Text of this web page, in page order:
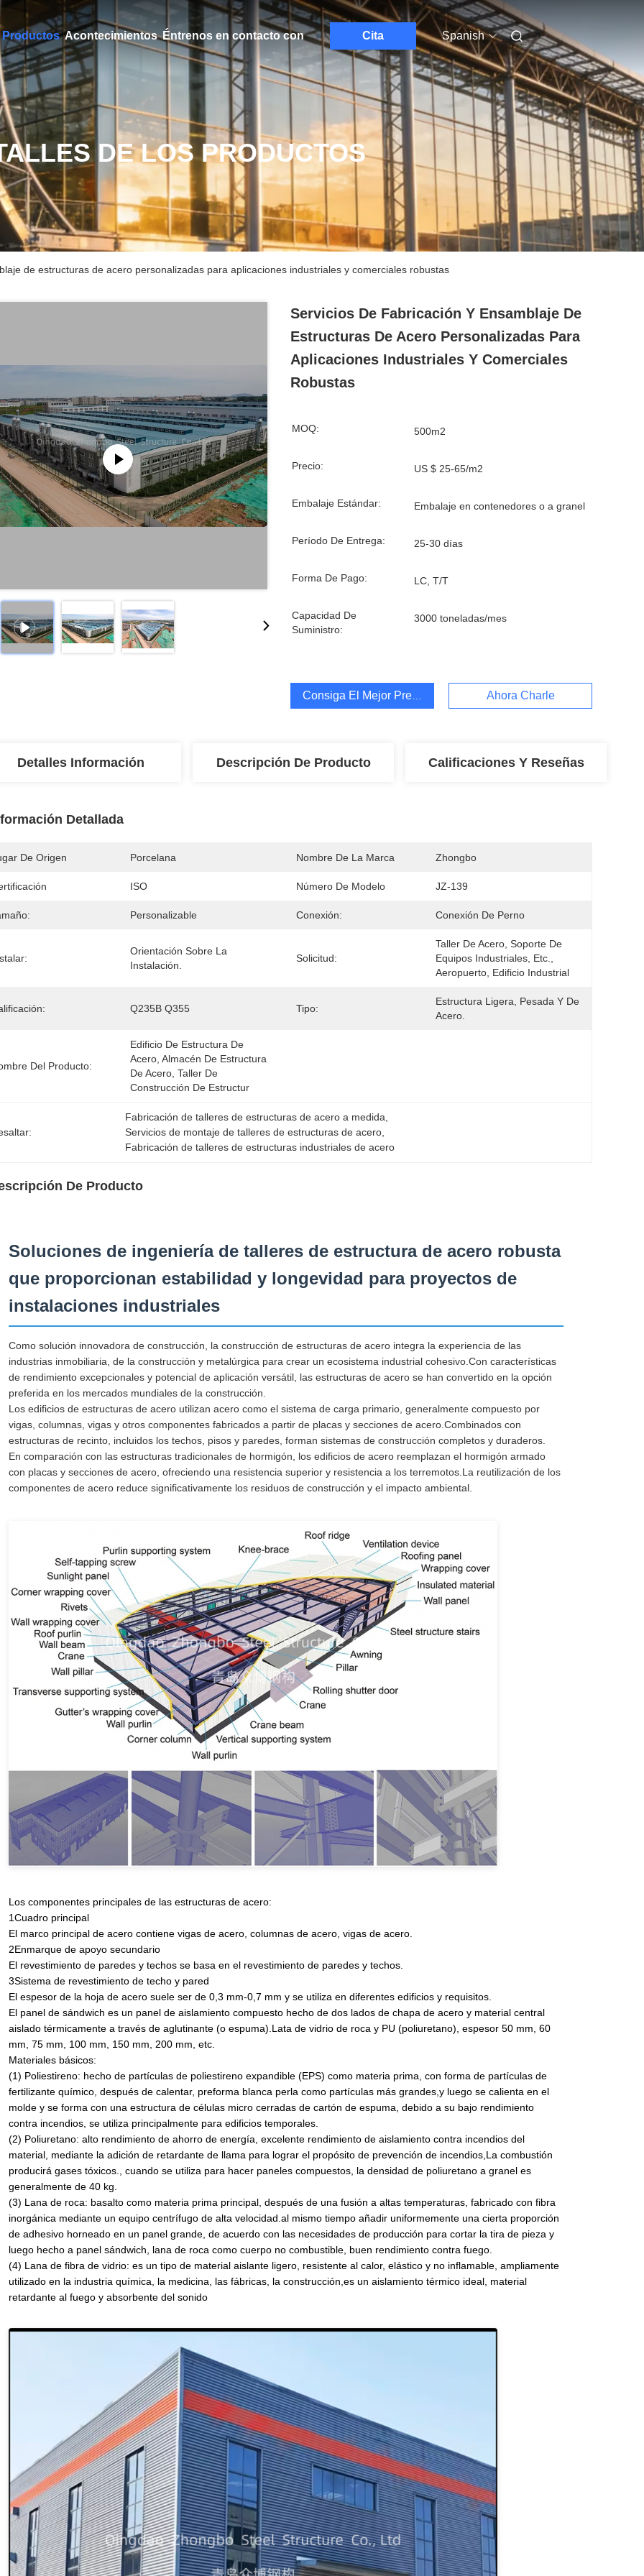
Productos Acontecimientos Éntrenos en contacto con Cita Spanish
DE LOS PRODUCTOS
de estructuras de acero personalizadas para aplicaciones industriales y comerciales robustas
Servicios De Fabricación Y Ensamblaje De
Estructuras De Acero Personalizadas Para
Aplicaciones Industriales Y Comerciales
Robustas
MOQ: 500m2
Precio: US $ 25-65/m2
Embalaje Estándar: Embalaje en contenedores o a granel
Período De Entrega: 25-30 días
Forma De Pago: LC, T/T
Capacidad De
Suministro:
3000 toneladas/mes
Consiga El Mejor Precio Ahora Charle
Detalles Información Descripción De Producto Calificaciones Y Reseñas
Detallada
De Origen Porcelana Nombre De La Marca Zhongbo
ISO Número De Modelo JZ-139
Personalizable Conexión: Conexión De Perno
Orientación Sobre La
Instalación.
Solicitud:
Taller De Acero, Soporte De
Equipos Industriales, Etc.,
Aeropuerto, Edificio Industrial
Q235B Q355 Tipo:
Estructura Ligera, Pesada Y De
Acero.
Del Producto:
Edificio De Estructura De
Acero, Almacén De Estructura
De Acero, Taller De
Construcción De Estructur
Fabricación de talleres de estructuras de acero a medida
Servicios de montaje de talleres de estructuras de acero
Fabricación de talleres de estructuras industriales de acero
De Producto
Soluciones de ingeniería de talleres de estructura de acero robusta
que proporcionan estabilidad y longevidad para proyectos de
instalaciones industriales
Como solución innovadora de construcción, la construcción de estructuras de acero integra la experiencia de las
industrias inmobiliaria, de la construcción y metalúrgica para crear un ecosistema industrial cohesivo.Con características
de rendimiento excepcionales y potencial de aplicación versátil, las estructuras de acero se han convertido en la opción
preferida en los mercados mundiales de la construcción.
Los edificios de estructuras de acero utilizan acero como el sistema de carga primario, generalmente compuesto por
vigas, columnas, vigas y otros componentes fabricados a partir de placas y secciones de acero.Combinados con
estructuras de recinto, incluidos los techos, pisos y paredes, forman sistemas de construcción completos y duraderos.
En comparación con las estructuras tradicionales de hormigón, los edificios de acero reemplazan el hormigón armado
con placas y secciones de acero, ofreciendo una resistencia superior y resistencia a los terremotos.La reutilización de los
componentes de acero reduce significativamente los residuos de construcción y el impacto ambiental.
Los componentes principales de las estructuras de acero:
1Cuadro principal
El marco principal de acero contiene vigas de acero, columnas de acero, vigas de acero.
2Enmarque de apoyo secundario
El revestimiento de paredes y techos se basa en el revestimiento de paredes y techos.
3Sistema de revestimiento de techo y pared
El espesor de la hoja de acero suele ser de 0,3 mm-0,7 mm y se utiliza en diferentes edificios y requisitos.
El panel de sándwich es un panel de aislamiento compuesto hecho de dos lados de chapa de acero y material central
aislado térmicamente a través de aglutinante (o espuma).Lata de vidrio de roca y PU (poliuretano), espesor 50 mm, 60
mm, 75 mm, 100 mm, 150 mm, 200 mm, etc.
Materiales básicos:
(1) Poliestireno: hecho de partículas de poliestireno expandible (EPS) como materia prima, con forma de partículas de
fertilizante químico, después de calentar, preforma blanca perla como partículas más grandes,y luego se calienta en el
molde y se forma con una estructura de células micro cerradas de cartón de espuma, debido a su bajo rendimiento
contra incendios, se utiliza principalmente para edificios temporales.
(2) Poliuretano: alto rendimiento de ahorro de energía, excelente rendimiento de aislamiento contra incendios del
material, mediante la adición de retardante de llama para lograr el propósito de prevención de incendios,La combustión
producirá gases tóxicos., cuando se utiliza para hacer paneles compuestos, la densidad de poliuretano a granel es
generalmente de 40 kg.
(3) Lana de roca: basalto como materia prima principal, después de una fusión a altas temperaturas, fabricado con fibra
inorgánica mediante un equipo centrífugo de alta velocidad.al mismo tiempo añadir uniformemente una cierta proporción
de adhesivo horneado en un panel grande, de acuerdo con las necesidades de producción para cortar la tira de pieza y
luego hecho a panel sándwich, lana de roca como cuerpo no combustible, buen rendimiento contra fuego.
(4) Lana de fibra de vidrio: es un tipo de material aislante ligero, resistente al calor, elástico y no inflamable, ampliamente
utilizado en la industria química, la medicina, las fábricas, la construcción,es un aislamiento térmico ideal, material
retardante al fuego y absorbente del sonido